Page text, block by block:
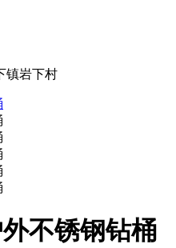
镇岩下村
不锈钢钻桶